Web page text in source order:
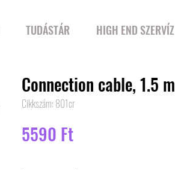
TUDÁSTÁR HIGH END SZERVÍZ
Connection cable, 1.5 m
Cikkszám: 801cr
5590 FtÁr